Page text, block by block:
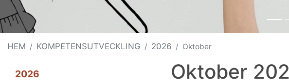
HEM KOMPETENSUTVECKLING 2026 Oktober
2026
Oktober